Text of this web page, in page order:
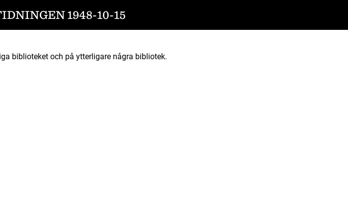
1948-10-15
biblioteket och på ytterligare några bibliotek.